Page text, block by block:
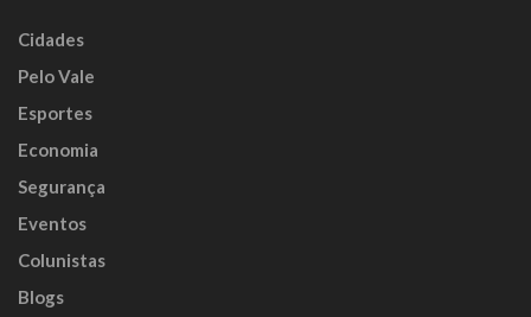
Cidades
Pelo Vale
Esportes
Economia
Segurança
Eventos
Colunistas
Blogs